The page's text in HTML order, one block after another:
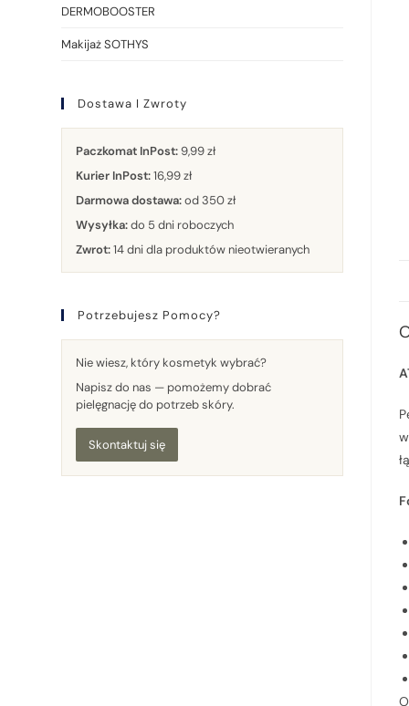
DERMOBOOSTER
Makijaż SOTHYS
Dostawa I Zwroty
Paczkomat InPost:9,99 zł
Kurier InPost:16,99 zł
Darmowa dostawa:od 350 zł
Wysyłka:do 5 dni roboczych
Zwrot:14 dni dla produktów nieotwieranych
Potrzebujesz Pomocy?
Nie wiesz, który kosmetyk wybrać?
Napisz do nas — pomożemy dobrać
pielęgnację do potrzeb skóry.
Skontaktuj się